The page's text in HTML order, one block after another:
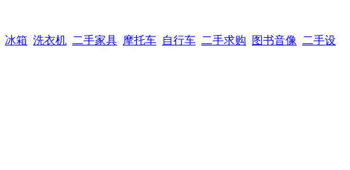
冰箱 洗衣机 二手家具 摩托车 自行车 二手求购 图书音像
二手设